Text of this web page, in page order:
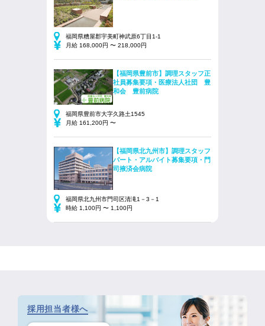
福岡県糟屋郡宇美町神武原6丁目1-1
月給 168,000円 〜 218,000円
【福岡県豊前市】調理スタッフ正
社員募集要項・医療法人社団 豊
和会 豊前病院
福岡県豊前市大字久路土1545
月給 161,200円 〜
【福岡県北九州市】調理スタッフ
パート・アルバイト募集要項・門
司掖済会病院
福岡県北九州市門司区清滝1－3－1
時給 1,100円 〜 1,100円
採用担当者様へ